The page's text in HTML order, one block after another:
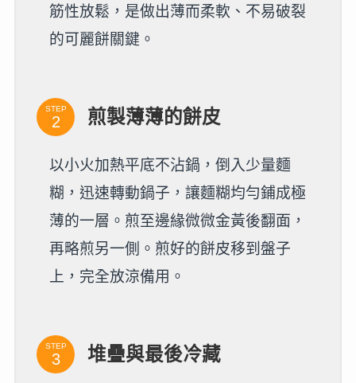
筋性放鬆，是做出薄而柔軟、不易破裂
的可麗餅關鍵。
STEP 煎製薄薄的餅皮
以小火加熱平底不沾鍋，倒入少量麵
糊，迅速轉動鍋子，讓麵糊均勻鋪成極
薄的一層。煎至邊緣微微金黃後翻面，
再略煎另一側。煎好的餅皮移到盤子
上，完全放涼備用。
STEP 堆疊與最後冷藏